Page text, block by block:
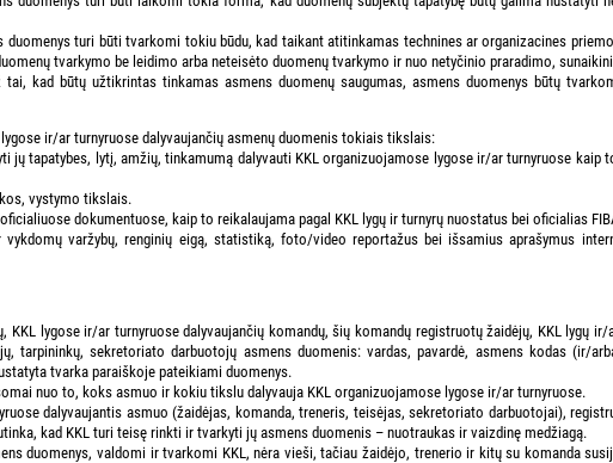
turi būti tvarkomi tokiu būdu, kad taikant atitinkamas technines ar organizacines
tvarkymo be leidimo arba neteisėto duomenų tvarkymo ir nuo netyčinio praradimo,
kad būtų užtikrintas tinkamas asmens duomenų saugumas, asmens duomenys būtų
ir/ar turnyruose dalyvaujančių asmenų duomenis tokiais tikslais:
jų tapatybes, lytį, amžių, tinkamumą dalyvauti KKL organizuojamose lygose ir/ar turnyruose kaip
vystymo tikslais.
dokumentuose, kaip to reikalaujama pagal KKL lygų ir turnyrų nuostatus bei oficialias
varžybų, renginių eigą, statistiką, foto/video reportažus bei išsamius aprašymus
KKL lygose ir/ar turnyruose dalyvaujančių komandų, šių komandų registruotų žaidėjų, KKL lygų
tarpininkų, sekretoriato darbuotojų asmens duomenis: vardas, pavardė, asmens kodas (ir/
tvarka paraiškoje pateikiami duomenys.
nuo to, koks asmuo ir kokiu tikslu dalyvauja KKL organizuojamose lygose ir/ar turnyruose.
dalyvaujantis asmuo (žaidėjas, komanda, treneris, teisėjas, sekretoriato darbuotojai),
kad KKL turi teisę rinkti ir tvarkyti jų asmens duomenis – nuotraukas ir vaizdinę medžiagą.
duomenys, valdomi ir tvarkomi KKL, nėra vieši, tačiau žaidėjo, trenerio ir kitų su komanda